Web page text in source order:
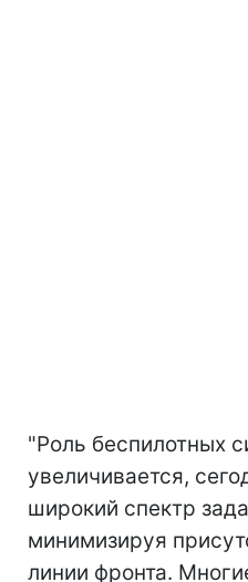
"Роль беспилотных
увеличивается,
широкий спектр
минимизируя
линии фронта.